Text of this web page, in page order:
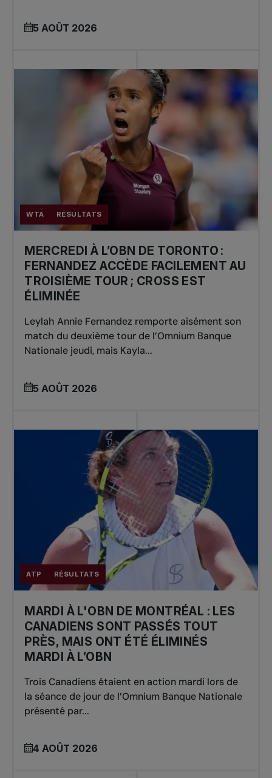
5 AOÛT 2026
WTA RÉSULTATS
MERCREDI À L’OBN DE TORONTO :
FERNANDEZ ACCÈDE FACILEMENT AU
TROISIÈME TOUR ; CROSS EST
ÉLIMINÉE
Leylah Annie Fernandez remporte aisément son
match du deuxième tour de l’Omnium Banque
Nationale jeudi, mais Kayla...
5 AOÛT 2026
ATP RÉSULTATS
MARDI À L'OBN DE MONTRÉAL : LES
CANADIENS SONT PASSÉS TOUT
PRÈS, MAIS ONT ÉTÉ ÉLIMINÉS
MARDI À L’OBN
Trois Canadiens étaient en action mardi lors de
la séance de jour de l’Omnium Banque Nationale
présenté par...
4 AOÛT 2026